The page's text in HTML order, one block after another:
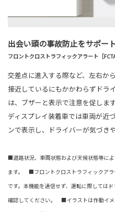
出会い頭の事故防止をサポート
フロントクロストラフィックアラート［FCTA
交差点に進入する際など、左右か
接近しているにもかかわらずドラ
は、ブザーと表示で注意を促しま
ディスプレイ装着車では車両が近
ンで表示し、ドライバーが気づき
■道路状況、車両状態および天候状態等に
ます。 ■フロントクロストラフィックアラ
です。本機能を過信せず、運転に際しては
確認してください。 ■イラストは作動イ